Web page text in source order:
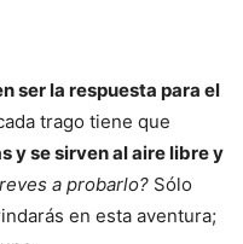
ser la respuesta para el
trago tiene que
y se sirven al aire libre y
a probarlo? Sólo
en esta aventura;